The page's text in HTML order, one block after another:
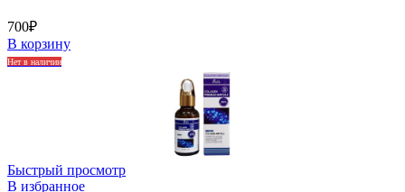
700₽
В корзину
Нет в наличии
Быстрый просмотр
В избранное